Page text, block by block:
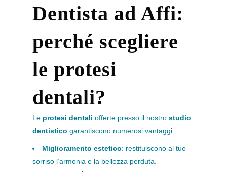
Dentista ad Affi:
perché scegliere
le protesi
dentali?
Le protesi dentali offerte presso il nostro studio
dentistico garantiscono numerosi vantaggi:
Miglioramento estetico: restituiscono al tuo
sorriso l’armonia e la bellezza perduta.